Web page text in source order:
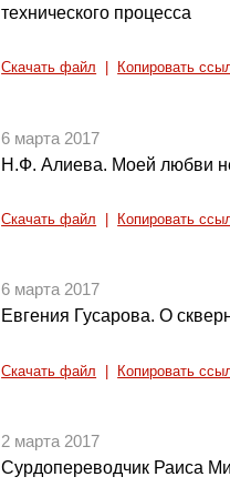
технического процесса
Скачать файл Копировать
6 марта 2017
Н.Ф. Алиева. Моей любви
Скачать файл Копировать
6 марта 2017
Евгения Гусарова. О
Скачать файл Копировать
2 марта 2017
Сурдопереводчик Раиса